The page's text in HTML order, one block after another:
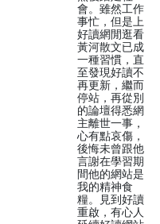
會。雖然工作
事忙，但是上
好讀網閒逛看
黃河散文已成
一種習慣，直
至發現好讀不
再更新，繼而
停站，再從別
的論壇得悉網
主離世一事，
心有點哀傷，
後悔未曾跟他
言謝在學習期
間他的網站是
我的精神食
糧。見到好讀
重啟，有心人